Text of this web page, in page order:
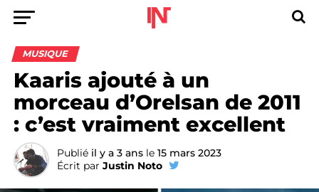
MUSIQUE
Kaaris ajouté à un
morceau d’Orelsan de 2011
: c’est vraiment excellent
Publié il y a 3 ans le 15 mars 2023
Écrit par Justin Noto